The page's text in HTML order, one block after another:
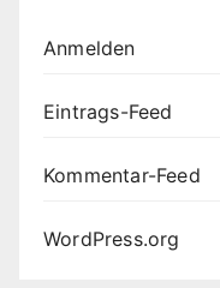
Anmelden
Eintrags-Feed
Kommentar-Feed
WordPress.org